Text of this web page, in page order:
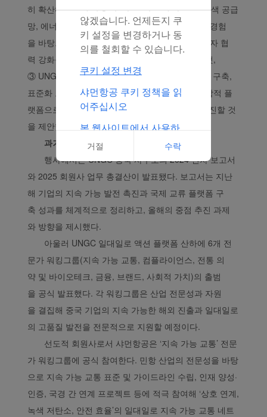
히 확산해 ‘상업의 선한 영향력’을 선도할 것, ② 녹색 공급
망, 에너지 절감 및 탄소 배출 감축 분야에서 쌓은 경험
을 바탕으로 녹색 혁신, 신뢰 기반 생태계 조성, 다자 협
력 강화를 통해 선도적 기여자 역할을 확고히 할 것,
③ UNGC 지역 사무소의 지원 기능을 강화해 역량 구축,
표준화 도구 제공, 국제 경험 교류를 아우르는 종합적 플
랫폼으로 발전시켜 기업의 녹색 전환과 혁신을 촉진할 것
을 제안했다.
과거를 되돌아보며, 미래를 향해 나아가다
행사에서는 UNGC 중국 사무소의 2024 연차 보고서
와 2025 회원사 업무 총결산이 발표됐다. 보고서는 지난
해 기업의 지속 가능 발전 촉진과 국제 교류 플랫폼 구
축 성과를 체계적으로 정리하고, 올해의 중점 추진 과제
와 방향을 제시했다.
아울러 UNGC 일대일로 액션 플랫폼 산하에 6개 전
문가 워킹그룹(지속 가능 교통, 컴플라이언스, 전통 의
약 및 바이오테크, 금융, 브랜드, 사회적 가치)의 출범
을 공식 발표했다. 각 워킹그룹은 산업 전문성과 자원
을 결집해 중국 기업의 지속 가능한 해외 진출과 일대일로
의 고품질 발전을 전문적으로 지원할 예정이다.
선도적 회원사로서 샤먼항공은 ‘지속 가능 교통’ 전문
가 워킹그룹에 공식 참여한다. 민항 산업의 전문성을 바탕
으로 지속 가능 교통 표준 및 가이드라인 수립, 인재 양성·
인증, 국경 간 연계 프로젝트 등에 적극 참여해 ‘상호 연계,
녹색 저탄소, 안전 효율’의 일대일로 지속 가능 교통 네트
않겠습니다. 언제든지 쿠
키 설정을 변경하거나 동
의를 철회할 수 있습니다.
쿠키 설정 변경
샤먼항공 쿠키 정책을 읽
어주십시오
본 웹사이트에서 사용하
는 쿠키의 전체 목록 클릭
거절 수락